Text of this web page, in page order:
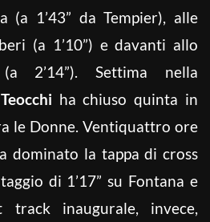
(a 1’43” da Tempier), alle
(a 1’10”) e davanti allo
2’14”). Settima nella
ha chiuso quinta in
le Donne. Ventiquattro ore
dominato la tappa di cross
di 1’17” su Fontana e
inaugurale, invece,